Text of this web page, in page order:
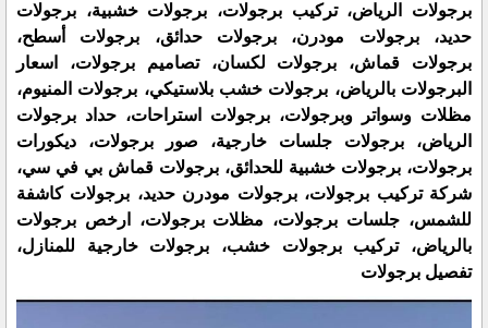
برجولات الرياض، تركيب برجولات، برجولات خشبية، برجولات
حديد، برجولات مودرن، برجولات حدائق، برجولات أسطح،
برجولات قماش، برجولات لكسان، تصاميم برجولات، اسعار
البرجولات بالرياض، برجولات خشب بلاستيكي، برجولات المنيوم،
مظلات وسواتر وبرجولات، برجولات استراحات، حداد برجولات
الرياض، برجولات جلسات خارجية، صور برجولات، ديكورات
برجولات، برجولات خشبية للحدائق، برجولات قماش بي في سي،
شركة تركيب برجولات، برجولات مودرن حديد، برجولات كاشفة
للشمس، جلسات برجولات، مظلات برجولات، ارخص برجولات
بالرياض، تركيب برجولات خشب، برجولات خارجية للمنازل،
تفصيل برجولات